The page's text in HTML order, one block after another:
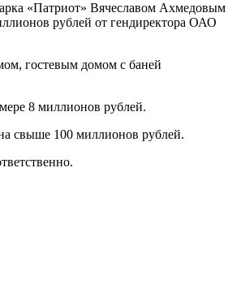
«Патриот» Вячеславом Ахмедовым
рублей от гендиректора ОАО
гостевым домом с баней
8 миллионов рублей.
свыше 100 миллионов рублей.